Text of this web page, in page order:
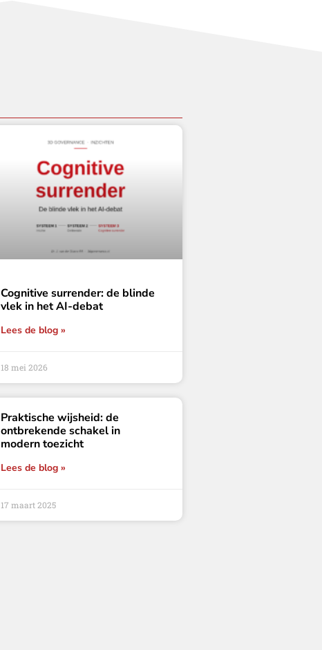
Cognitive surrender: de blinde
vlek in het AI-debat
Lees de blog »
18 mei 2026
Praktische wijsheid: de
ontbrekende schakel in
modern toezicht
Lees de blog »
17 maart 2025